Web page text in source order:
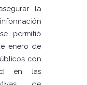
la
permitió
enero de
con
en las